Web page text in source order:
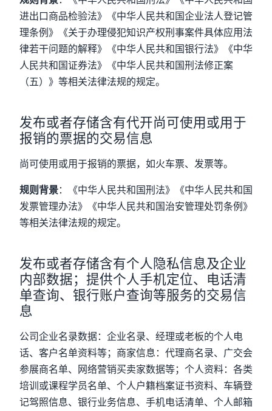
进出口商品检验法》《中华人民共和国企业法人登记管
理条例》《关于办理侵犯知识产权刑事案件具体应用法
律若干问题的解释》《中华人民共和国银行法》《中华
人民共和国证券法》《中华人民共和国刑法修正案
（五）》等相关法律法规的规定。
发布或者存储含有代开尚可使用或用于
报销的票据的交易信息
尚可使用或用于报销的票据，如火车票、发票等。
规则背景：《中华人民共和国刑法》《中华人民共和国
发票管理办法》《中华人民共和国治安管理处罚条例》
等相关法律法规的规定。
发布或者存储含有个人隐私信息及企业
内部数据；提供个人手机定位、电话清
单查询、银行账户查询等服务的交易信
息
公司企业名录数据：企业名录、经理或老板的个人电
话、客户名单资料等；商家信息：代理商名录、广交会
参展商名单、网络营销买卖家数据等；个人资料：各类
培训或课程学员名单、个人户籍档案证书资料、车辆登
记驾照信息、银行业务信息、手机电话清单、个人邮箱